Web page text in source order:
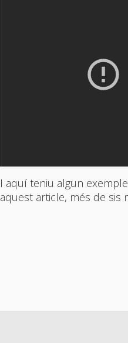
I aquí teniu algun
aquest article, més de sis